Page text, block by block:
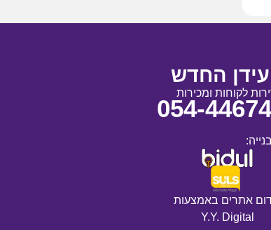
החדש
לקוחות ומכירות
054-
אתרים באמצעות
Y.Y. Digital